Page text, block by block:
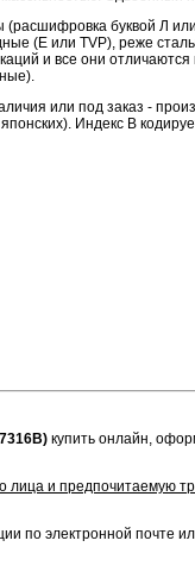
буквой Л
(Е или TVP), реже
и все они
или под заказ -
Индекс B
купить онлайн,
лица и предпочитаемую
по электронной почте